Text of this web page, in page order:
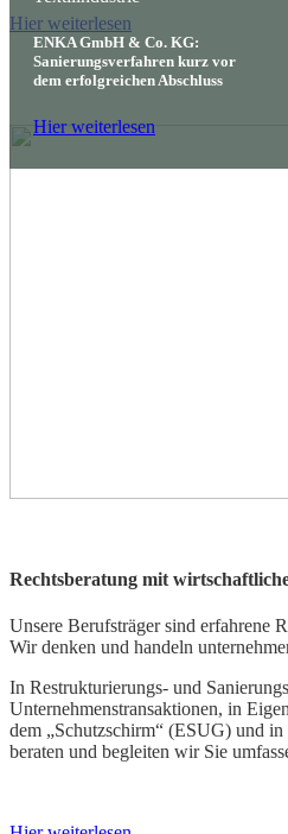
ENKA GmbH & Co. KG:
Sanierungsverfahren kurz vor
dem erfolgreichen Abschluss
Hier weiterlesen
Hier weiterlesen
Rechtsberatung mit
Unsere Berufsträger sind erfahrene
Wir denken und handeln
In Restrukturierungs- und
Unternehmenstransaktionen, in
dem „Schutzschirm“ (ESUG) und
beraten und begleiten wir Sie